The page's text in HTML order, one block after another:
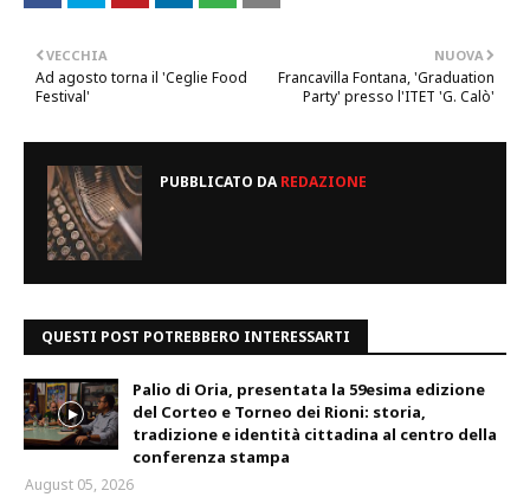
NUOVA
Francavilla Fontana, 'Graduation
Party' presso l'ITET 'G. Calò'
VECCHIA
Ad agosto torna il 'Ceglie Food
Festival'
PUBBLICATO DAREDAZIONE
QUESTI POST POTREBBERO INTERESSARTI
Palio di Oria, presentata la 59esima edizione
del Corteo e Torneo dei Rioni: storia,
tradizione e identità cittadina al centro della
conferenza stampa
August 05, 2026